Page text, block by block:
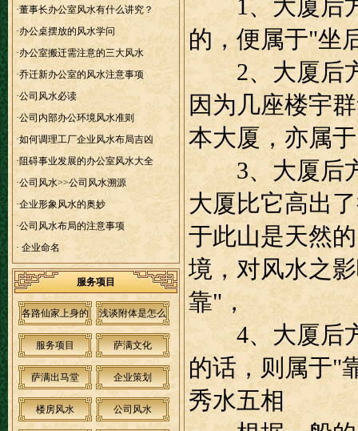
·董事长办公室风水有什么讲究？
·办公桌摆放的风水学问
·办公室搬迁需注意的三大风水
·乔迁新办公室的风水注意事项
·公司风水必读
·公司内部办公环境风水准则
·如何调理工厂企业风水布局吉凶
·阻碍事业发展的办公室风水大全
·公司风水>>公司风水溯源
·企业形象风水的奥妙
·公司风水布局的注意事项
·企业命名
服务项目
各路仙家上身的
感觉和弟子与仙
家沟通不上的原
因
浅谈附体是怎么
回事？
服务项目 萨满文化
萨满出马堂 企业策划
楼房风水 公司风水
1、大厦后方
的，便属于"坐
2、大厦后方
因为几座楼宇
本大厦，亦属
3、大厦后方
大厦比它高出
于此山是天然
境，对风水之
靠"，
4、大厦后方
的话，则属于"
秀水五相